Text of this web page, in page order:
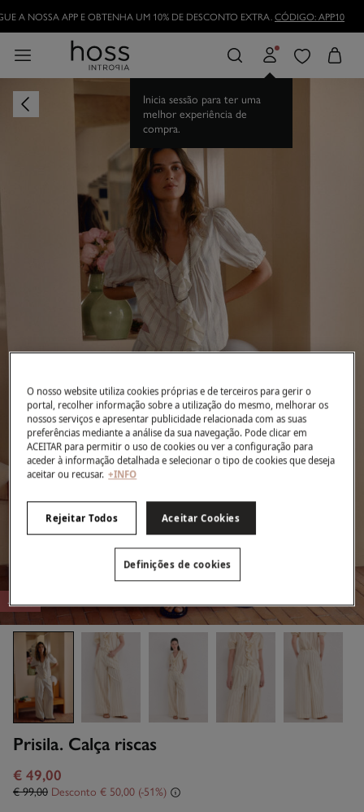
A NOSSA APP E OBTENHA UM 10% DE DESCONTO EXTRA.CÓDIGO: APP10
-51%
Prisila. Calça riscas
€ 49,00
€ 99,00 Desconto € 50,00 51
O nosso website utiliza cookies próprias e de terceiros para gerir o
portal, recolher informação sobre a utilização do mesmo, melhorar os
nossos serviços e apresentar publicidade relacionada com as suas
preferências mediante a análise da sua navegação. Pode clicar em
ACEITAR para permitir o uso de cookies ou ver a configuração para
aceder à informação detalhada e selecionar o tipo de cookies que deseja
aceitar ou recusar. +INFO
Rejeitar Todos Aceitar Cookies
Definições de cookies